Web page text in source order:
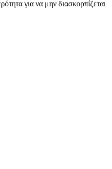
για να μην διασκορπίζεται